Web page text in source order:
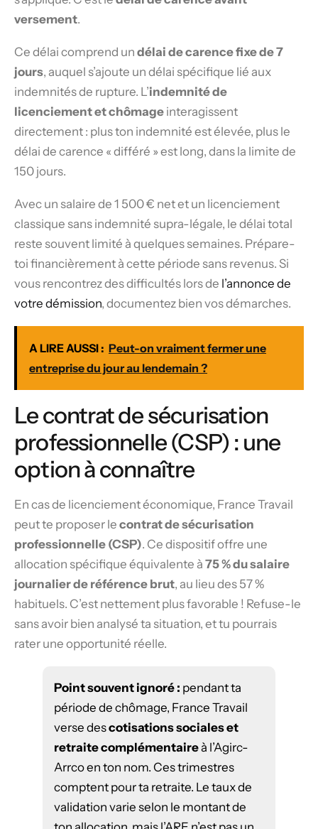
versement.
Ce délai comprend un délai de carence fixe de 7
jours, auquel s’ajoute un délai spécifique lié aux
indemnités de rupture. L’indemnité de
licenciement et chômage interagissent
directement : plus ton indemnité est élevée, plus le
délai de carence « différé » est long, dans la limite de
150 jours.
Avec un salaire de 1 500 € net et un licenciement
classique sans indemnité supra-légale, le délai total
reste souvent limité à quelques semaines. Prépare-
toi financièrement à cette période sans revenus. Si
vous rencontrez des difficultés lors de l’annonce de
votre démission, documentez bien vos démarches.
A LIRE AUSSI : Peut-on vraiment fermer une
entreprise du jour au lendemain ?
Le contrat de sécurisation
professionnelle (CSP) : une
option à connaître
En cas de licenciement économique, France Travail
peut te proposer le contrat de sécurisation
professionnelle (CSP). Ce dispositif offre une
allocation spécifique équivalente à 75 % du salaire
journalier de référence brut, au lieu des 57 %
habituels. C’est nettement plus favorable ! Refuse-le
sans avoir bien analysé ta situation, et tu pourrais
rater une opportunité réelle.
Point souvent ignoré : pendant ta
période de chômage, France Travail
verse descotisations sociales et
retraite complémentaireà l’Agirc-
Arrco en ton nom. Ces trimestres
comptent pour ta retraite. Le taux de
validation varie selon le montant de